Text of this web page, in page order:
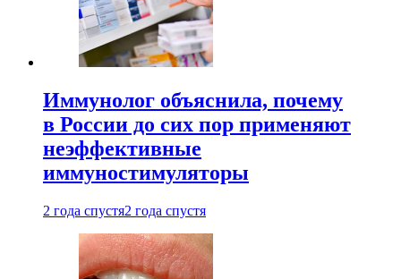
Иммунолог объяснила, почему
в России до сих пор применяют
неэффективные
иммуностимуляторы
2 года спустя2 года спустя